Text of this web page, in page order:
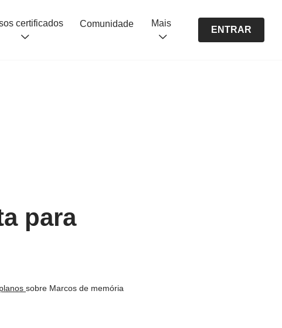
Cursos certificados Comunidade Mais
ENTRAR
para
sobre Marcos de memória